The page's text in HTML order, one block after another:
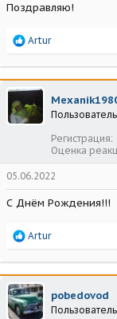
Поздравляю!
Р
а
к
ц
и
и
Artur
Пользователь
Регистрация
Оценка
05.06.2022
С Днём Рождения!!!
Р
а
к
ц
и
и
Artur
pobedovod
Пользователь